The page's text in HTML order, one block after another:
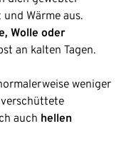
Wärme aus.
Wolle oder
an kalten Tagen.
weniger
auch hellen